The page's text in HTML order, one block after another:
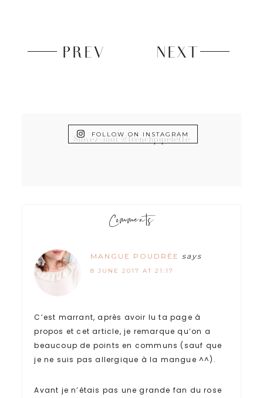
PREV NEXT
Suivez-moi @frenchpipelette
FOLLOW ON INSTAGRAM
Comments
MANGUE POUDRÉE says
8 JUNE 2017 AT 21:17
C’est marrant, après avoir lu ta page à
propos et cet article, je remarque qu’on a
beaucoup de points en communs (sauf que
je ne suis pas allergique à la mangue ^^).
Avant je n’étais pas une grande fan du rose